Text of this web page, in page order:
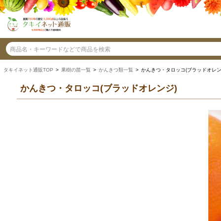
タキイネット通販TOP > 果樹の苗一覧 > かんきつ類一覧 > かんきつ・タロッコ(ブラッドオレ
かんきつ・タロッコ(ブラッドオレンジ)